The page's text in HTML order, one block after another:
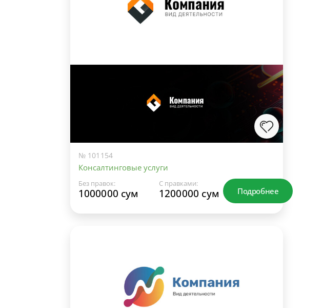
№ 101154
Консалтинговые услуги
Без правок:
1000000 сум
С правками:
1200000 сум Подробнее